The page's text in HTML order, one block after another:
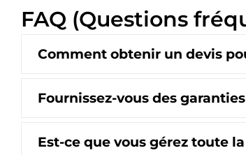
FAQ (Questions
Comment obtenir un devis
Fournissez-vous des
Est-ce que vous gérez toute